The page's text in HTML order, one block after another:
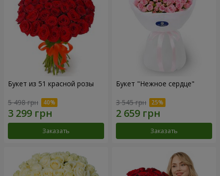
Букет из 51 красной розы
5 498 грн
Заказать
Букет "Нежное сердце"
3 545 грн
Заказать